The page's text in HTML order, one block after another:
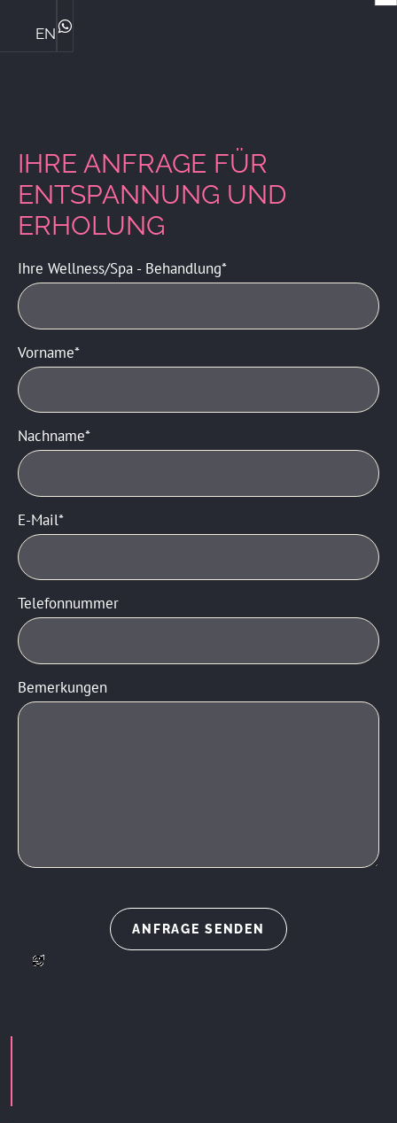
EN
IHRE ANFRAGE FÜR
ENTSPANNUNG UND
ERHOLUNG
Ihre Wellness/Spa - Behandlung
Vorname
Nachname
E-Mail
Telefonnummer
Bemerkungen